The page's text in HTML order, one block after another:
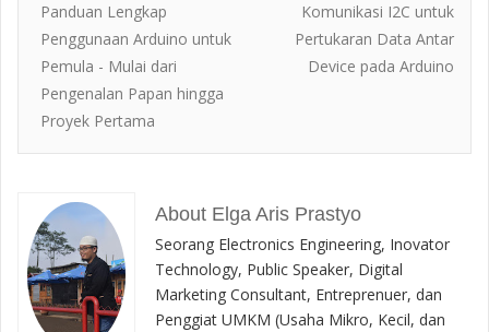
Panduan Lengkap
Penggunaan Arduino untuk
Pemula - Mulai dari
Pengenalan Papan hingga
Proyek Pertama
Komunikasi I2C untuk
Pertukaran Data Antar
Device pada Arduino
About Elga Aris Prastyo
Seorang Electronics Engineering, Inovator
Technology, Public Speaker, Digital
Marketing Consultant, Entreprenuer, dan
Penggiat UMKM (Usaha Mikro, Kecil, dan